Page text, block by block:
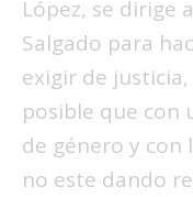
López, se dirige
Salgado para
exigir de
posible que con
de género y con
no este dando